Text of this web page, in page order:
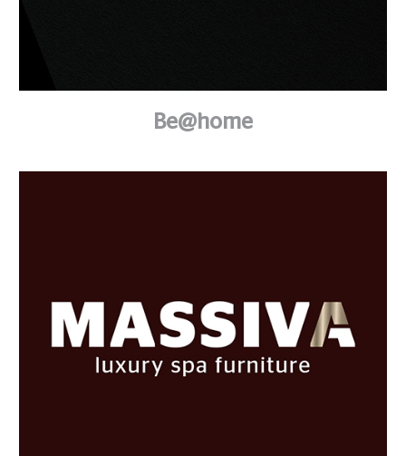
Be@home